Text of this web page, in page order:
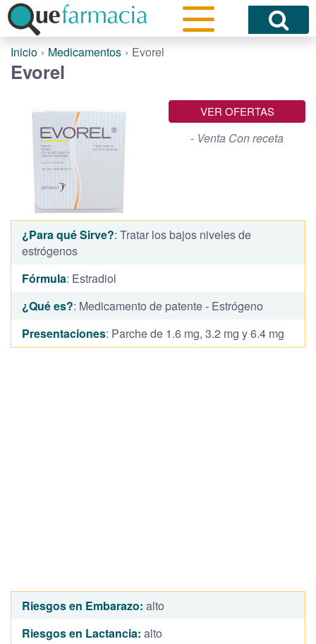
Inicio Medicamentos Evorel
Evorel
VER OFERTAS
- Venta Con receta
¿Para qué Sirve?: Tratar los bajos niveles de
estrógenos
Fórmula: Estradiol
¿Qué es?: Medicamento de patente - Estrógeno
Presentaciones: Parche de 1.6 mg, 3.2 mg y 6.4 mg
Riesgos en Embarazo: alto
Riesgos en Lactancia: alto